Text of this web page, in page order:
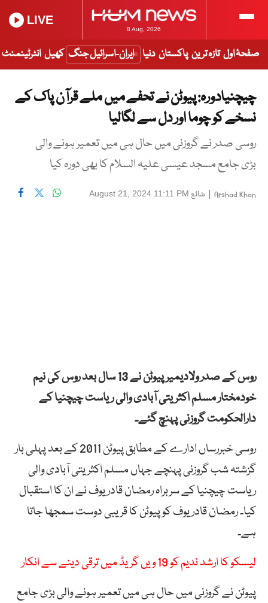
8 Aug, 2026
LIVE
صفحۂ اول تازہ ترین پاکستان دنیا ایران-اسرائیل جنگ کھیل انٹرٹینمنٹ
چیچنیادورہ: پیوٹن نے تحفے میں ملے قرآن پاک کے
نسخے کو چوما اور دل سے لگالیا
روسی صدر نے گروزنی میں حال ہی میں تعمیر ہونے والی
بڑی جامع مسجد عیسی علیہ السلام کا بھی دورہ کیا
Arshad Khan
| شائع August 21, 2024 11:11 PM
روس کے صدر ولادیمیر پیوٹن نے 13 سال بعد روس کی نیم
خودمختار مسلم اکثریتی آبادی والی ریاست چیچنیا کے
دارالحکومت گروزنی پہنچ گئے۔
روسی خبررساں ادارے کے مطابق پیوٹن 2011 کے بعد پہلی بار
گزشتہ شب گروزنی پہنچے جہاں مسلم اکثریتی آبادی والی
ریاست چیچنیا کے سربراہ رمضان قادریوف نے ان کا استقبال
کیا۔ رمضان قادریوف کو پیوٹن کا قریبی دوست سمجھا جاتا
ہے۔
لیسکو کا ارشد ندیم کو 19 ویں گریڈ میں ترقی دینے سے انکار
پیوٹن نے گروزنی میں حال ہی میں تعمیر ہونے والی بڑی جامع